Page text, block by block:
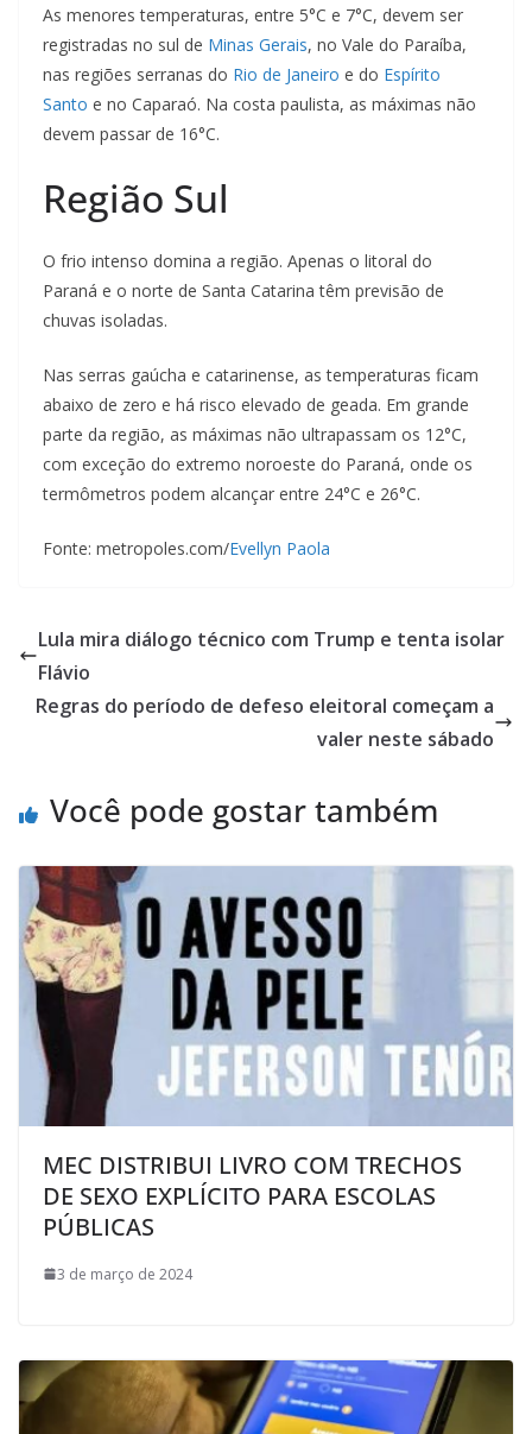
As menores temperaturas, entre 5°C e 7°C, devem ser
registradas no sul de Minas Gerais, no Vale do Paraíba,
nas regiões serranas do Rio de Janeiro e do Espírito
Santo e no Caparaó. Na costa paulista, as máximas não
devem passar de 16°C.
Região Sul
O frio intenso domina a região. Apenas o litoral do
Paraná e o norte de Santa Catarina têm previsão de
chuvas isoladas.
Nas serras gaúcha e catarinense, as temperaturas ficam
abaixo de zero e há risco elevado de geada. Em grande
parte da região, as máximas não ultrapassam os 12°C,
com exceção do extremo noroeste do Paraná, onde os
termômetros podem alcançar entre 24°C e 26°C.
Fonte: metropoles.com/Evellyn Paola
Lula mira diálogo técnico com Trump e tenta isolar
Flávio
Regras do período de defeso eleitoral começam a
valer neste sábado
Você pode gostar também
MEC DISTRIBUI LIVRO COM TRECHOS
DE SEXO EXPLÍCITO PARA ESCOLAS
PÚBLICAS
3 de março de 2024